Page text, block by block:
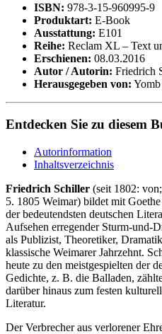
ISBN: 978-3-15-960995-9
Produktart: E-Book
Ausstattung: E101
Reihe: Reclam XL – Text
Erschienen: 08.03.2016
Autor / Autorin: Friedrich
Herausgegeben von:
Entdecken Sie zu diesem
Autorinformation
Inhaltsverzeichnis
Friedrich Schiller (seit 1802:
5. 1805 Weimar) bildet mit
der bedeutendsten deutschen
Aufsehen erregender Sturm-und-
als Publizist, Theoretiker,
klassische Weimarer Jahrzehnt.
heute zu den meistgespielten der
Gedichte, z. B. die Balladen,
darüber hinaus zum festen
Literatur.
Der Verbrecher aus verlorener